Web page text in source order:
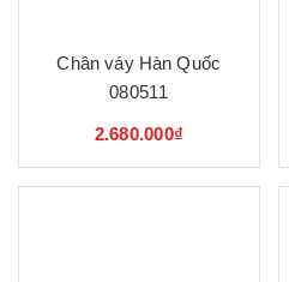
Chân váy Hàn Quốc
080511
2.680.000₫